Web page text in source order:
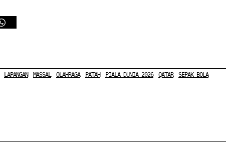
LAPANGAN MASSAL OLAHRAGA PATAH PIALA DUNIA 2026 QATAR
SEPAK BOLA